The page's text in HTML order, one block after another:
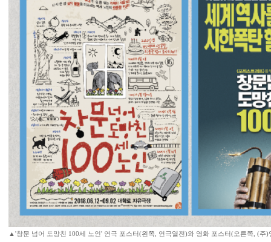
▲'창문 넘어 도망친 100세 노인' 연극 포스터(왼쪽, 연극열전)와 영화 포스터(오른쪽, (주)